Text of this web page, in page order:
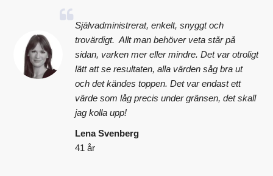
Självadministrerat, enkelt, snyggt och
trovärdigt. Allt man behöver veta står på
sidan, varken mer eller mindre. Det var otroligt
lätt att se resultaten, alla värden såg bra ut
och det kändes toppen. Det var endast ett
värde som låg precis under gränsen, det skall
jag kolla upp!
Lena Svenberg
41 år